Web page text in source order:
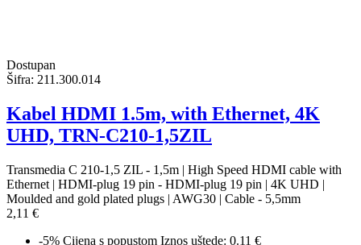
Dostupan
Šifra: 211.300.014
Kabel HDMI 1.5m, with Ethernet, 4K
UHD, TRN-C210-1,5ZIL
Transmedia C 210-1,5 ZIL - 1,5m | High Speed HDMI cable with
Ethernet | HDMI-plug 19 pin - HDMI-plug 19 pin | 4K UHD |
Moulded and gold plated plugs | AWG30 | Cable - 5,5mm
2,11 €
-5% Cijena s popustom Iznos uštede: 0.11 €